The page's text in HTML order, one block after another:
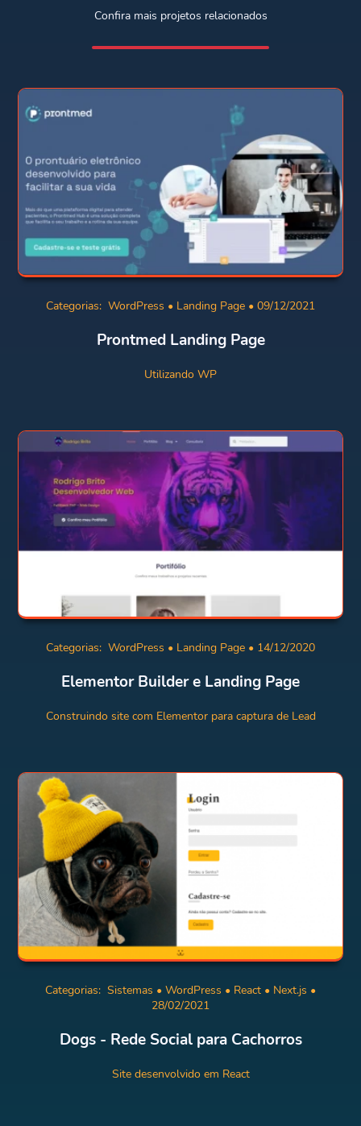
Confira mais projetos relacionados
Categorias: WordPress • Landing Page • 09/12/2021
Prontmed Landing Page
Utilizando WP
Categorias: WordPress • Landing Page • 14/12/2020
Elementor Builder e Landing Page
Construindo site com Elementor para captura de Lead
Categorias: Sistemas • WordPress • React • Next.js •
28/02/2021
Dogs - Rede Social para Cachorros
Site desenvolvido em React